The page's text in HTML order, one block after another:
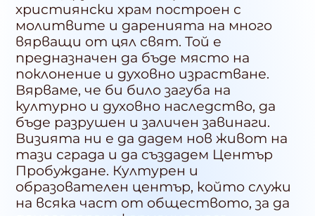
християнски храм построен с
молитвите и даренията на много
вярващи от цял свят. Той е
предназначен да бъде място на
поклонение и духовно израстване.
Вярваме, че би било загуба на
културно и духовно наследство, да
бъде разрушен и заличен завинаги.
Визията ни е да дадем нов живот на
тази сграда и да създадем Център
Пробуждане. Културен и
образователен център, който служи
на всяка част от обществото, за да